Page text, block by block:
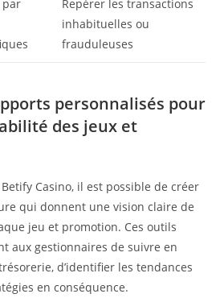
par
Repérer les transactions
inhabituelles ou
frauduleuses
personnalisés pour
des jeux et
Casino, il est possible de créer
qui donnent une vision claire de
jeu et promotion. Ces outils
aux gestionnaires de suivre en
d’identifier les tendances
en conséquence.